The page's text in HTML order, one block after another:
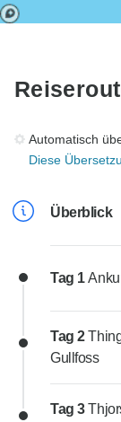
Automatisch
Diese
Überblick
Tag 1
Tag 2
Gullfoss
Tag 3